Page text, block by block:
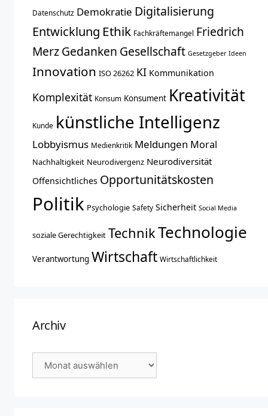
Datenschutz Demokratie Digitalisierung
Entwicklung Ethik Fachkräftemangel Friedrich
MerzGedanken Gesellschaft Gesetzgeber Ideen
Innovation ISO 26262 KI Kommunikation
Komplexität Konsum Konsument Kreativität
Kunde künstliche Intelligenz
Lobbyismus Medienkritik Meldungen Moral
Nachhaltigkeit Neurodivergenz Neurodiversität
Offensichtliches Opportunitätskosten
Politik Psychologie Safety Sicherheit Social Media
soziale Gerechtigkeit TechnikTechnologie
Verantwortung Wirtschaft Wirtschaftlichkeit
Archiv
Archiv